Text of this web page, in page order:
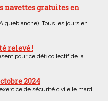
navettes gratuites en
Tous les jours en
relevé !
pour ce défi collectif de la
2024
de sécurité civile le mardi